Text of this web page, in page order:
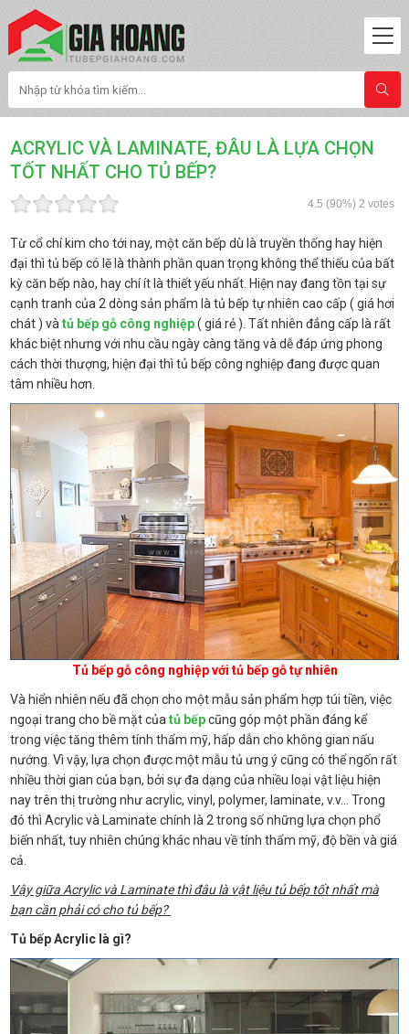
ACRYLIC VÀ LAMINATE, ĐÂU LÀ LỰA CHỌN
TỐT NHẤT CHO TỦ BẾP?
4.5 (90%) 2 votes
Từ cổ chí kim cho tới nay, một căn bếp dù là truyền thống hay hiện
đại thì tủ bếp có lẽ là thành phần quan trọng không thể thiếu của bất
kỳ căn bếp nào, hay chí ít là thiết yếu nhất. Hiện nay đang tồn tại sự
cạnh tranh của 2 dòng sản phẩm là tủ bếp tự nhiên cao cấp ( giá hơi
chát ) vàtủ bếp gỗ công nghiệp( giá rẻ ). Tất nhiên đẳng cấp là rất
khác biệt nhưng với nhu cầu ngày càng tăng và dễ đáp ứng phong
cách thời thượng, hiện đại thì tủ bếp công nghiệp đang được quan
tâm nhiều hơn.
Tủ bếp gỗ công nghiệp với tủ bếp gỗ tự nhiên
Và hiển nhiên nếu đã chọn cho một mẫu sản phẩm hợp túi tiền, việc
ngoại trang cho bề mặt củatủ bếpcũng góp một phần đáng kể
trong việc tăng thêm tính thẩm mỹ, hấp dẫn cho không gian nấu
nướng. Vì vậy, lựa chọn được một mẫu tủ ưng ý cũng có thể ngốn rất
nhiều thời gian của bạn, bởi sự đa dạng của nhiều loại vật liệu hiện
nay trên thị trường như acrylic, vinyl, polymer, laminate, v.v… Trong
đó thì Acrylic và Laminate chính là 2 trong số những lựa chọn phổ
biến nhất, tuy nhiên chúng khác nhau về tính thẩm mỹ, độ bền và giá
cả.
Vậy giữa Acrylic và Laminate thì đâu là vật liệu tủ bếp tốt nhất mà
bạn cần phải có cho tủ bếp?
Tủ bếp Acrylic là gì?